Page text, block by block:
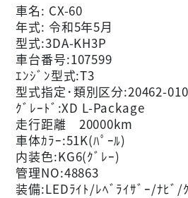
車名: CX-60
年式: 令和5年5月
型式:3DA-KH3P
車台番号:107599
ｴﾝｼﾞﾝ型式:T3
型式指定･類別区分:20462-
ｸﾞﾚｰﾄﾞ:XD L-Package
走行距離 20000km
車体ｶﾗｰ:51K(ﾊﾟｰﾙ)
内装色:KG6(ｸﾞﾚｰ)
管理NO:48863
装備:LEDﾗｲﾄ/ﾚﾍﾞﾗｲｻﾞｰ/ﾅﾋﾞ/